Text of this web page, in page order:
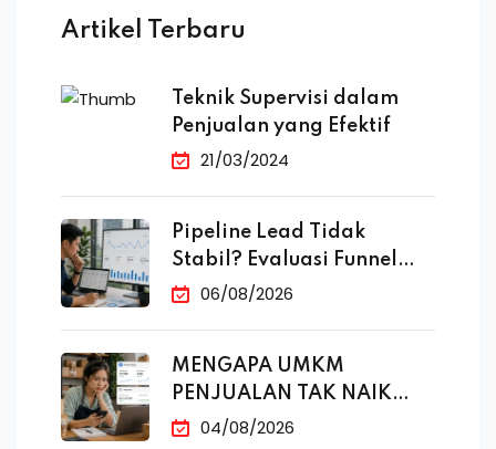
Artikel Terbaru
Teknik Supervisi dalam
Penjualan yang Efektif
21/03/2024
Pipeline Lead Tidak
Stabil? Evaluasi Funnel
Marketing
06/08/2026
MENGAPA UMKM
PENJUALAN TAK NAIK
MESKI SUDAH
04/08/2026